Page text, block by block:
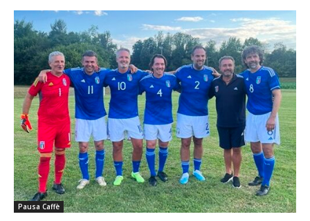
Pausa Caffè